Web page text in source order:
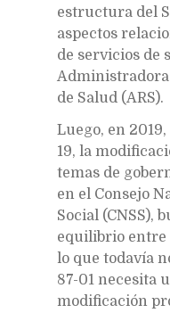
estructura del
aspectos
de servicios de
de Salud (ARS).
Luego, en
19, la
temas de
en el Consejo
Social (CNSS),
equilibrio entre
lo que todavía
87-01 necesita
modificación